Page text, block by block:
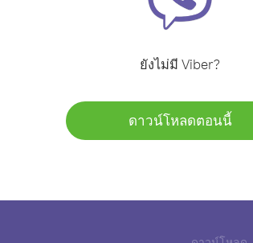
ยังไม่มี Viber?
ดาวน์โหลดตอนนี้